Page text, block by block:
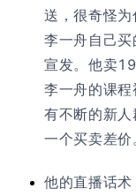
送，很奇怪
李一舟自己
宣发。他卖
李一舟的课
有不断的新
一个买卖差价
他的直播话